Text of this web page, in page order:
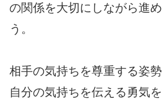
の関係を大切にしながら進
う。
相手の気持ちを尊重する姿勢
自分の気持ちを伝える勇気